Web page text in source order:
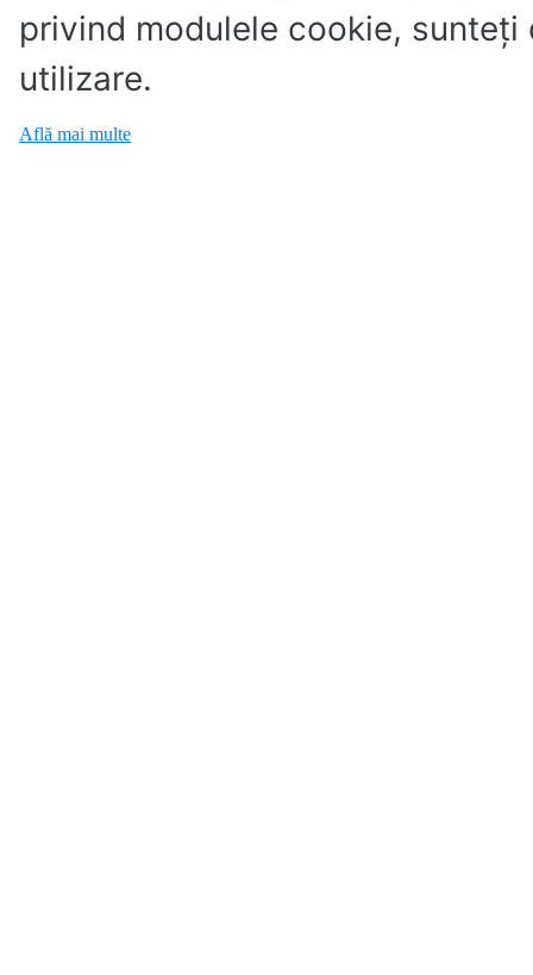
privind modulele cookie,
utilizare.
Află mai multe